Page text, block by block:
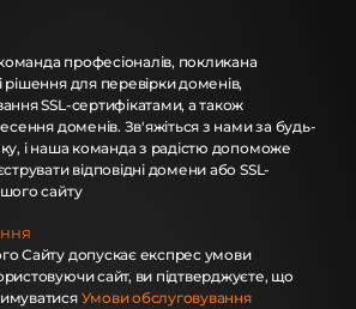
професіоналів, покликана
рішення для перевірки доменів,
SSL-сертифікатами, а також
доменів. Зв'яжіться з нами за будь-
і наша команда з радістю допоможе
відповідні домени або SSL-
сайту
Сайту допускає експрес умови
сайт, ви підтверджуєте, що
Умови обслуговування